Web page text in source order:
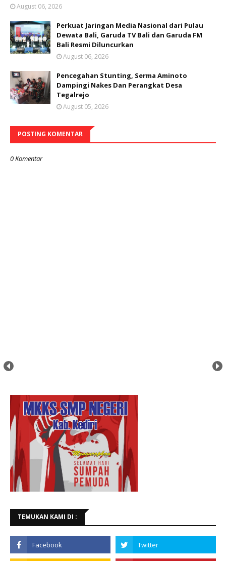
August 06, 2026
Perkuat Jaringan Media Nasional dari Pulau
Dewata Bali, Garuda TV Bali dan Garuda FM
Bali Resmi Diluncurkan
August 06, 2026
Pencegahan Stunting, Serma Aminoto
Dampingi Nakes Dan Perangkat Desa
Tegalrejo
August 05, 2026
POSTING KOMENTAR
0 Komentar
TEMUKAN KAMI DI :